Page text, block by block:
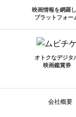
映画情報を網羅
プラットフォー
オトクなデジタ
映画鑑賞券
会社概要